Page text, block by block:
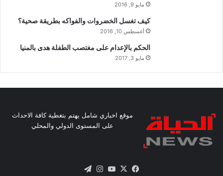
مايو 9, 2016
كيف تغسل الخضروات والفواكه بطريقة صحية؟
أغسطس 10, 2016
الحكم بالإعدام على مغتصب الطفلة هدى بالمنيا
مايو 3, 2017
موقع اخباري شامل يهتم بتغطية كافة الاحداث
على المستوى الدولي والمحلي
فيسبوك
X يوتيوبانستقرام